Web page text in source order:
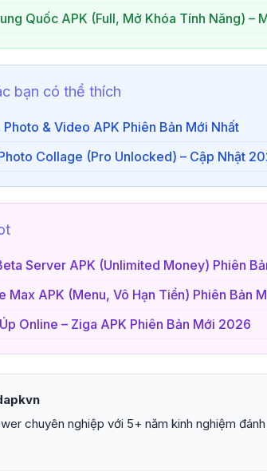
Quốc APK (Full, Mở Khóa Tính Năng) –
bạn có thể thích
& Video APK Phiên Bản Mới Nhất
Collage (Pro Unlocked) – Cập Nhật
Server APK (Unlimited Money) Phiên
Max APK (Menu, Vô Hạn Tiền) Phiên Bản
Online – Ziga APK Phiên Bản Mới 2026
chuyên nghiệp với 5+ năm kinh nghiệm